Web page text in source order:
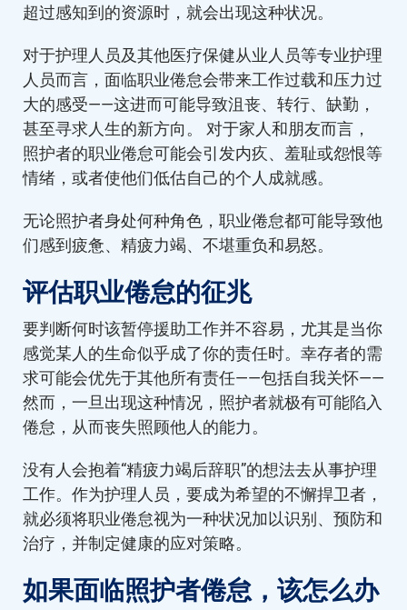
超过感知到的资源时，就会出现这种状况。
对于护理人员及其他医疗保健从业人员等专业护理
人员而言，面临职业倦怠会带来工作过载和压力过
大的感受——这进而可能导致沮丧、转行、缺勤，
甚至寻求人生的新方向。 对于家人和朋友而言，
照护者的职业倦怠可能会引发内疚、羞耻或怨恨等
情绪，或者使他们低估自己的个人成就感。
无论照护者身处何种角色，职业倦怠都可能导致他
们感到疲惫、精疲力竭、不堪重负和易怒。
评估职业倦怠的征兆
要判断何时该暂停援助工作并不容易，尤其是当你
感觉某人的生命似乎成了你的责任时。幸存者的需
求可能会优先于其他所有责任——包括自我关怀——
然而，一旦出现这种情况，照护者就极有可能陷入
倦怠，从而丧失照顾他人的能力。
没有人会抱着“精疲力竭后辞职”的想法去从事护理
工作。作为护理人员，要成为希望的不懈捍卫者，
就必须将职业倦怠视为一种状况加以识别、预防和
治疗，并制定健康的应对策略。
如果面临照护者倦怠，该怎么办